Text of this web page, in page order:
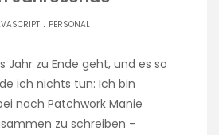
. PERSONAL
Jahr zu Ende geht, und es so
ich nichts tun: Ich bin
nach Patchwork Manie
zu schreiben –